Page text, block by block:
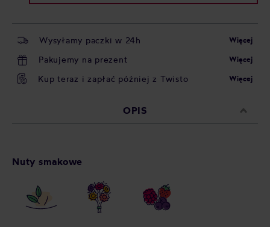
Wysyłamy paczki w 24h Więcej
Pakujemy na prezent Więcej
Kup teraz i zapłać później z Twisto Więcej
OPIS
Nuty smakowe